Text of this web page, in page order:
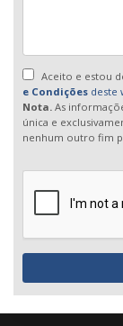
Aceito e estou
e Condições deste
Nota. As
única e
nenhum outro fim